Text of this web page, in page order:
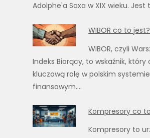
Adolphe'a Saxa w XIX wieku. Jest
WIBOR co to jest?
WIBOR, czyli
Indeks Biorący, to wskaźnik, który
kluczową rolę w polskim systemie
finansowym.…
Kompresory co
Kompresory to